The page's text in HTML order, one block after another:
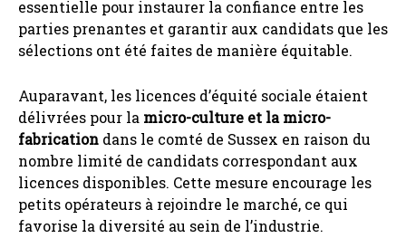
essentielle pour instaurer la confiance entre les
parties prenantes et garantir aux candidats que les
sélections ont été faites de manière équitable.
Auparavant, les licences d’équité sociale étaient
délivrées pour la micro-culture et la micro-
fabrication dans le comté de Sussex en raison du
nombre limité de candidats correspondant aux
licences disponibles. Cette mesure encourage les
petits opérateurs à rejoindre le marché, ce qui
favorise la diversité au sein de l’industrie.